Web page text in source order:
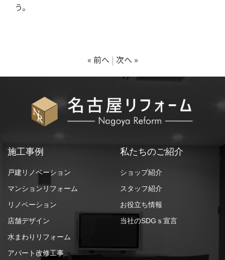
う。
« 前へ 次へ »
施工事例
戸建リノベーション
マンションリフォーム
リノベーション
店舗デザイン
水まわりリフォーム
アパート改修工事
私たちのご紹介
ショップ紹介
スタッフ紹介
お役立ち情報
当社のSDGｓ宣言